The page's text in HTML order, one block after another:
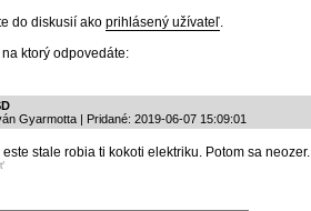
do diskusií ako prihlásený užívateľ.
na ktorý odpovedáte:
Gyarmotta | Pridané: 2019-06-07 15:09:01
este stale robia ti kokoti elektriku. Potom sa neozer.